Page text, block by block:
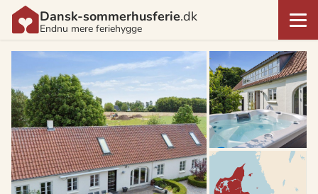
Dansk-sommerhusferie.dk
Endnu mere feriehygge